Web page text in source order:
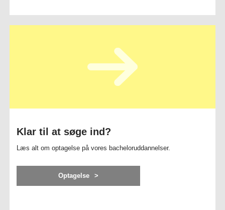
Klar til at søge ind?
Læs alt om optagelse på vores bacheloruddannelser.
Optagelse